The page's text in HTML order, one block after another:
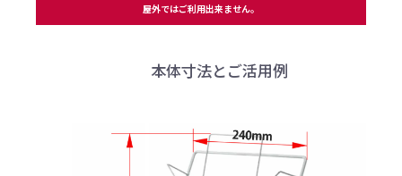
屋外ではご利用出来ません。
本体寸法とご活用例